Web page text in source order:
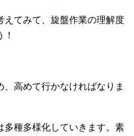
えてみて、旋盤作業の理解度
高めて行かなければなりま
多種多様化していきます。素